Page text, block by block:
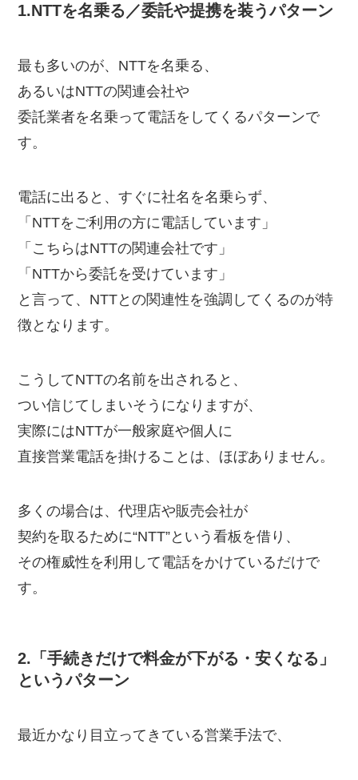
1.NTTを名乗る／委託や提携を装うパターン
最も多いのが、NTTを名乗る、
あるいはNTTの関連会社や
委託業者を名乗って電話をしてくるパターンで
す。
電話に出ると、すぐに社名を名乗らず、
「NTTをご利用の方に電話しています」
「こちらはNTTの関連会社です」
「NTTから委託を受けています」
と言って、NTTとの関連性を強調してくるのが特
徴となります。
こうしてNTTの名前を出されると、
つい信じてしまいそうになりますが、
実際にはNTTが一般家庭や個人に
直接営業電話を掛けることは、ほぼありません。
多くの場合は、代理店や販売会社が
契約を取るために“NTT”という看板を借り、
その権威性を利用して電話をかけているだけで
す。
2.「手続きだけで料金が下がる・安くなる」
というパターン
最近かなり目立ってきている営業手法で、